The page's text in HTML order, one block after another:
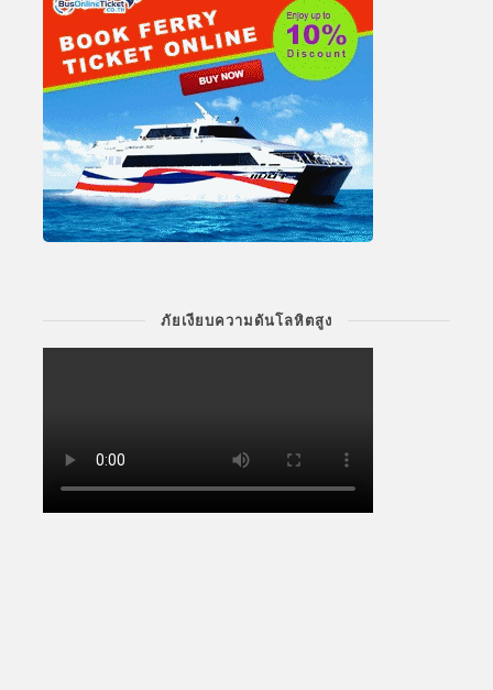
ภัยเงียบความดันโลหิตสูง